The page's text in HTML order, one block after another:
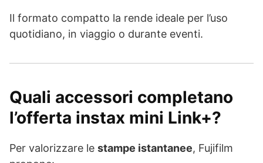
Il formato compatto la rende ideale per l’uso
quotidiano, in viaggio o durante eventi.
Quali accessori completano
l’offerta instax mini Link+?
Per valorizzare le stampe istantanee, Fujifilm